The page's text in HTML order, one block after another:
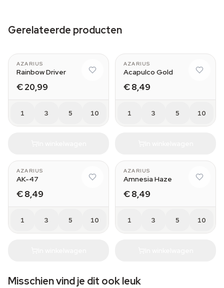
Gerelateerde producten
AZARIUS
Rainbow Driver
€ 20,99
1 3 5 10
AZARIUS
Acapulco Gold
€ 8,49
1 3 5 10
AZARIUS
AK-47
€ 8,49
1 3 5 10
AZARIUS
Amnesia Haze
€ 8,49
1 3 5 10
Misschien vind je dit ook leuk